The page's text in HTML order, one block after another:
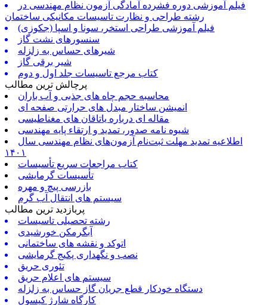
فیلم آموزشی دوره فشرده آمادگی آزمون نظام مهندسی در
رشته طراحی و نظارت تاسیسات مکانیکی ساختمان
فیلم آموزشی طراحی استخر، سونا و اسپا (جکوزی)
سنسورهای نشت گاز
شیرهای حساس به زلزله
شیر برقی گاز
کتاب مرجع تاسیسات جلد اول و دوم
پرچالش ترین مطالب
محاسبه حجم چاه های جذبی و آب باران
انمیشن ساختار مبدل های حرارتی صفحه ای
مقاله ای درباره یاتاقان های مغناطیسی
شیوه نامه صدور، تمدید و ارتقاء پایه مهندسی
اطلاعیه تمدید مهلت ثبت‌نام آزمون‌های نظام مهندسی سال
۱۴۰۱
کتاب مراجعات سریع تأسیسات
تأسیسات گرمایشی
بازرسی پیچ و مهره
سیستم های انتقال آب گرم
پربازدید ترین مطالب
رشته تحصیلی تاسیسات
آبگرمکن خورشیدی
اتوکد و نقشه های ساختمانی
نصب و نگهداری پکیج گرمایشی
تئوری حریق
سیستم های اعلام حریق
دستگاه خودکار قطع جریان گاز حساس به زلزله
کارگاه شارژ کپسول